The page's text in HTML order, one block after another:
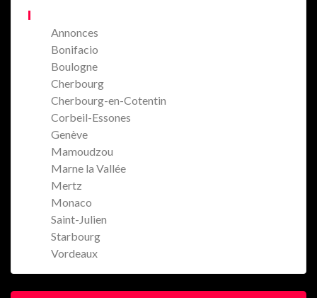
Annonces
Bonifacio
Boulogne
Cherbourg
Cherbourg-en-Cotentin
Corbeil-Essones
Genève
Mamoudzou
Marne la Vallée
Mertz
Monaco
Saint-Julien
Starbourg
Vordeaux